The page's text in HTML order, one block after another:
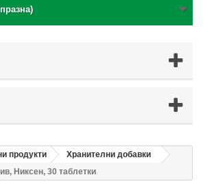
продукти
Хранителни добавки
Никсен, 30 таблетки